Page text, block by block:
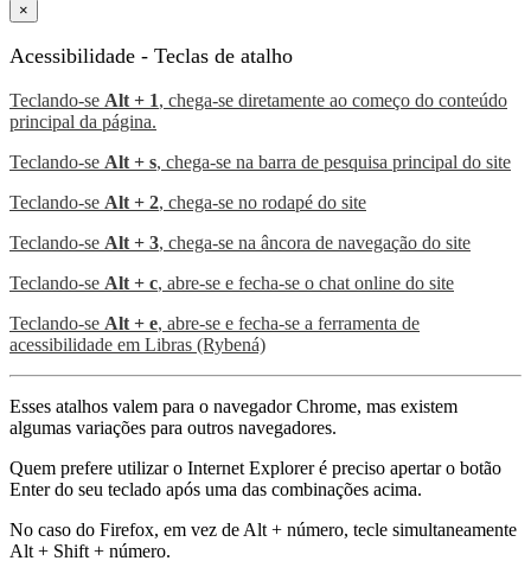
×
Acessibilidade - Teclas de atalho
Teclando-se Alt + 1, chega-se diretamente ao começo do conteúdo
principal da página.
Teclando-se Alt + s, chega-se na barra de pesquisa principal do site
Teclando-se Alt + 2, chega-se no rodapé do site
Teclando-se Alt + 3, chega-se na âncora de navegação do site
Teclando-se Alt + c, abre-se e fecha-se o chat online do site
Teclando-se Alt + e, abre-se e fecha-se a ferramenta de
acessibilidade em Libras (Rybená)
Esses atalhos valem para o navegador Chrome, mas existem
algumas variações para outros navegadores.
Quem prefere utilizar o Internet Explorer é preciso apertar o botão
Enter do seu teclado após uma das combinações acima.
No caso do Firefox, em vez de Alt + número, tecle simultaneamente
Alt + Shift + número.